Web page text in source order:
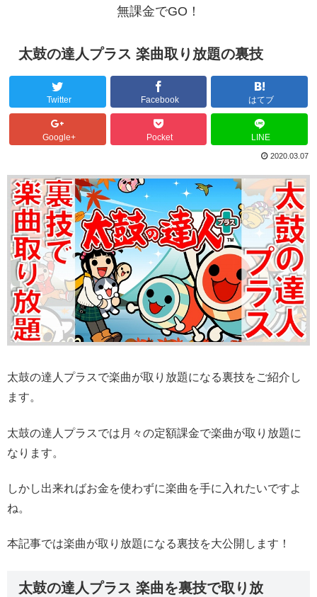
無課金でGO！
太鼓の達人プラス 楽曲取り放題の裏技
Twitter Facebook はてブ
Google+ Pocket LINE
2020.03.07
太鼓の達人プラスで楽曲が取り放題になる裏技をご紹介し
ます。
太鼓の達人プラスでは月々の定額課金で楽曲が取り放題に
なります。
しかし出来ればお金を使わずに楽曲を手に入れたいですよ
ね。
本記事では楽曲が取り放題になる裏技を大公開します！
太鼓の達人プラス 楽曲を裏技で取り放